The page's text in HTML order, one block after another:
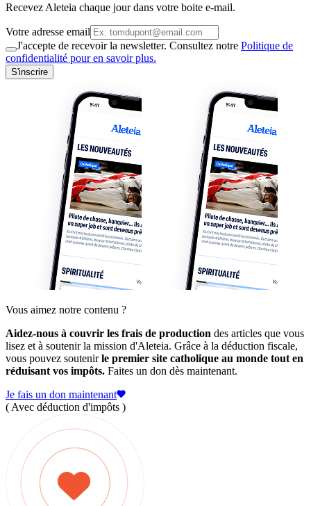
Recevez Aleteia chaque jour dans votre boite e-mail.
Votre adresse email
J'accepte de recevoir la newsletter. Consultez notre Politique de
confidentialité pour en savoir plus.
S'inscrire
Vous aimez notre contenu ?
Aidez-nous à couvrir les frais de production des articles que vous
lisez et à soutenir la mission d'Aleteia. Grâce à la déduction fiscale,
vous pouvez soutenirle premier site catholique au monde tout en
réduisant vos impôts. Faites un don dès maintenant.
Je fais un don maintenant
( Avec déduction d'impôts )